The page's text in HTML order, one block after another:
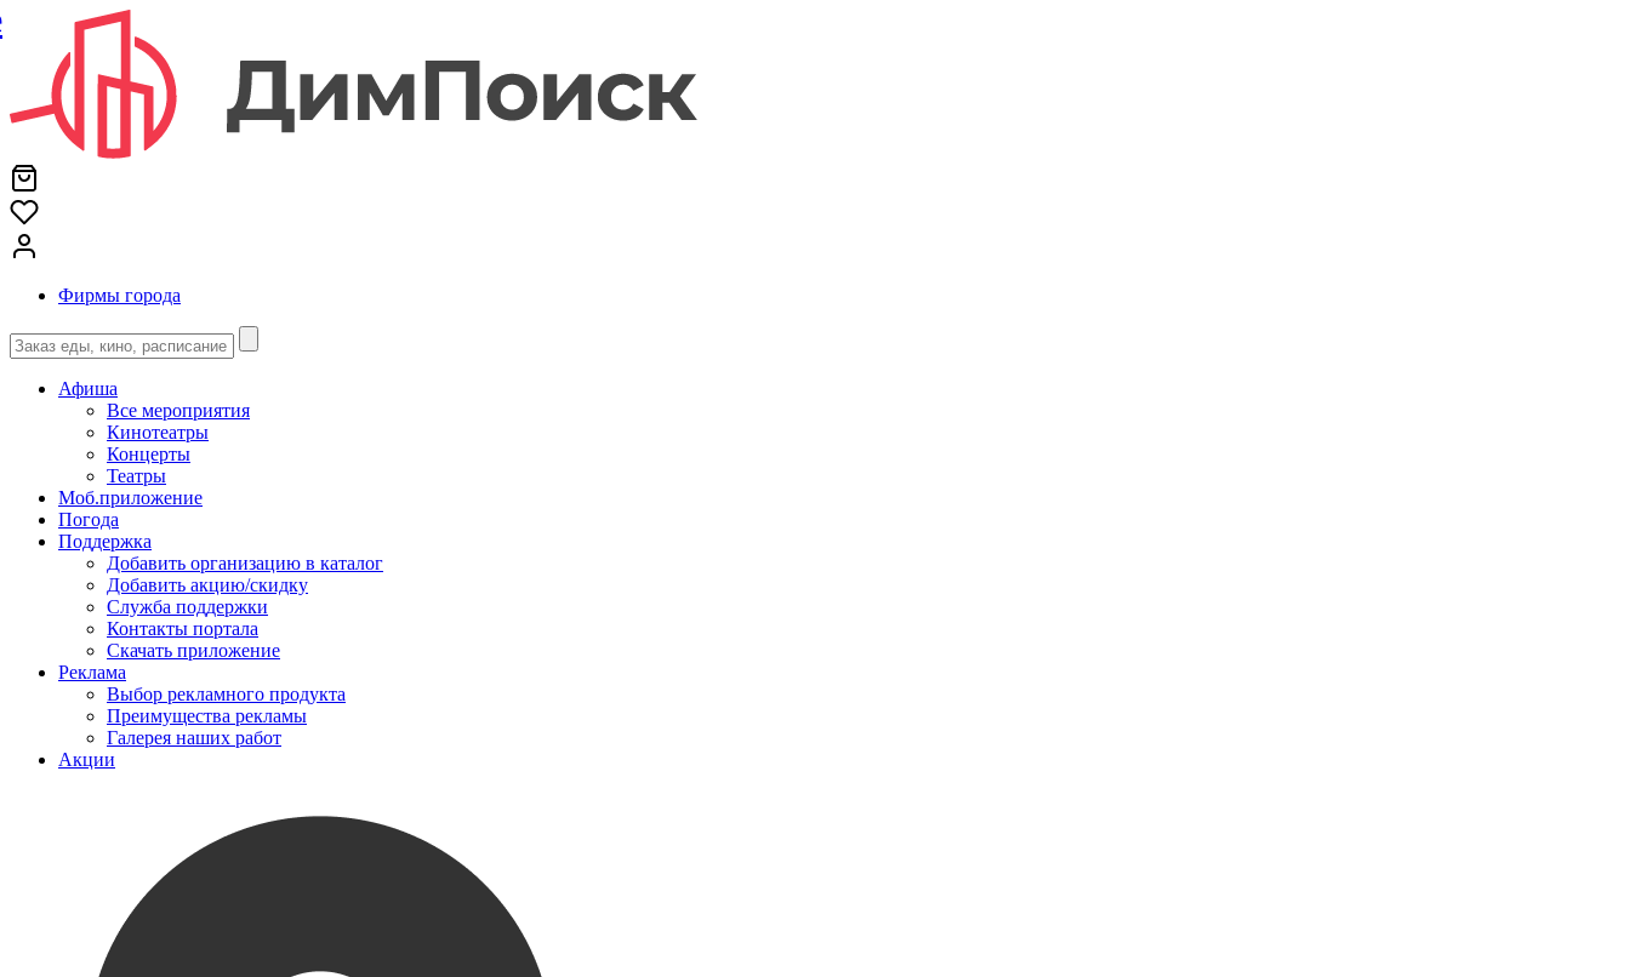
Фирмы города
Афиша
Все мероприятия
Кинотеатры
Концерты
Театры
Моб.приложение
Погода
Поддержка
Добавить организацию в каталог
Добавить акцию/скидку
Служба поддержки
Контакты портала
Скачать приложение
Реклама
Выбор рекламного продукта
Преимущества рекламы
Галерея наших работ
Акции